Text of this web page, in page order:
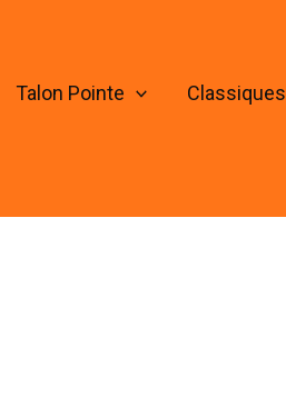
Talon Pointe
Classiques